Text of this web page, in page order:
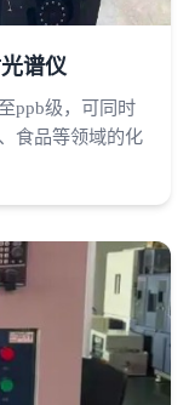
谱仪
ppb级，可同时
食品等领域的化